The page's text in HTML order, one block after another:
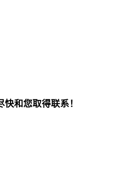
和您取得联系！